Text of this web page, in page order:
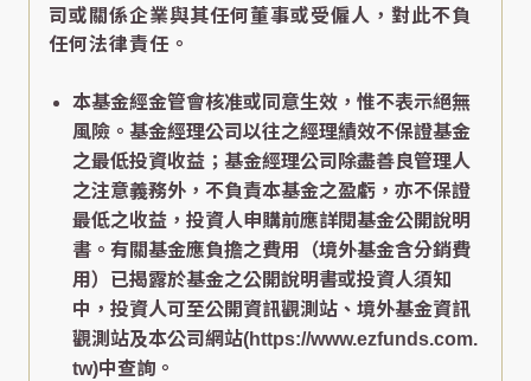
司或關係企業與其任何董事或受僱人，對此不負
任何法律責任。
本基金經金管會核准或同意生效，惟不表示絕無
風險。基金經理公司以往之經理績效不保證基金
之最低投資收益；基金經理公司除盡善良管理人
之注意義務外，不負責本基金之盈虧，亦不保證
最低之收益，投資人申購前應詳閱基金公開說明
書。有關基金應負擔之費用（境外基金含分銷費
用）已揭露於基金之公開說明書或投資人須知
中，投資人可至公開資訊觀測站、境外基金資訊
觀測站及本公司網站(https://www.ezfunds.com.
tw)中查詢。